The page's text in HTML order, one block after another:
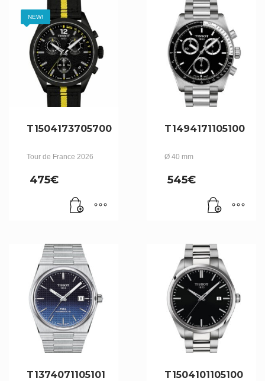
NEW!
T1504173705700
Tour de France 2026
475€
T1494171105100
Ø 40 mm
545€
T1374071105101 T1504101105100